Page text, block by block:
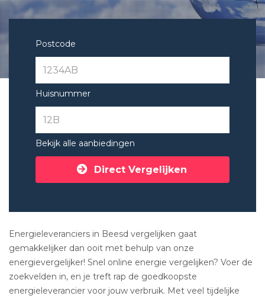
Postcode
Huisnummer
Bekijk alle aanbiedingen
Direct Vergelijken
Energieleveranciers in Beesd vergelijken gaat
gemakkelijker dan ooit met behulp van onze
energievergelijker! Snel online energie vergelijken? Voer de
zoekvelden in, en je treft rap de goedkoopste
energieleverancier voor jouw verbruik. Met veel tijdelijke